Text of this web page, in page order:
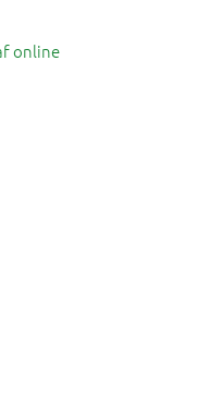
online